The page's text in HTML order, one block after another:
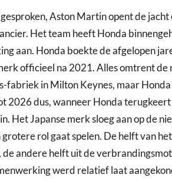
Aston Martin opent de
Het team heeft Honda
aan. Honda boekte de afgelopen
officieel na 2021. Alles omtrent de
fabriek in Milton Keynes, maar
2026 dus, wanneer Honda
Het Japanse merk sloeg aan op de
rol gaat spelen. De helft van
de andere helft uit de
werd relatief laat